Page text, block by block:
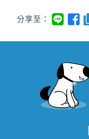
分享至：